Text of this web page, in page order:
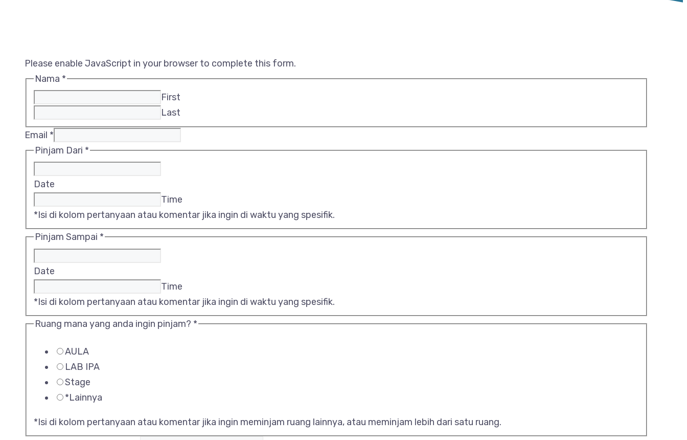
Please enable JavaScript in your browser to complete this form.
Nama *
First
Last
Email *
Pinjam Dari *
Date
Time
*Isi di kolom pertanyaan atau komentar jika ingin di waktu yang spesifik.
Pinjam Sampai *
Date
Time
*Isi di kolom pertanyaan atau komentar jika ingin di waktu yang spesifik.
Ruang mana yang anda ingin pinjam? *
AULA
LAB IPA
Stage
*Lainnya
*Isi di kolom pertanyaan atau komentar jika ingin meminjam ruang lainnya, atau meminjam lebih dari satu ruang.